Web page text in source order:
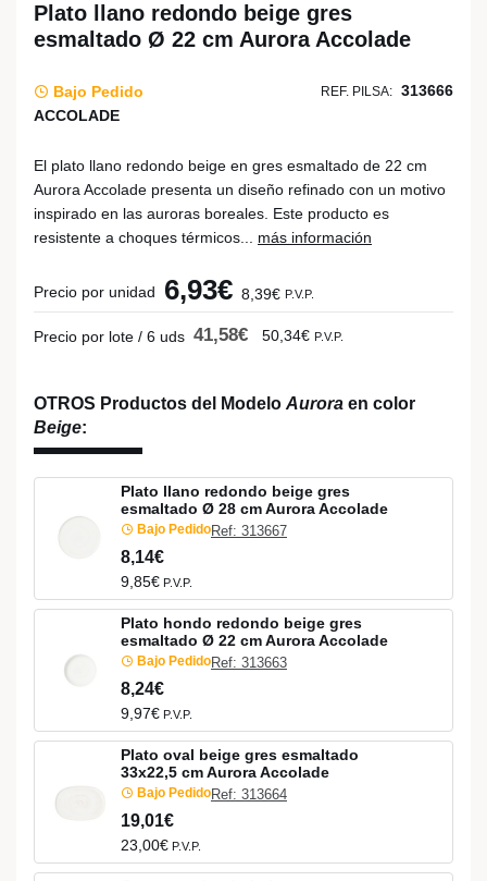
Plato llano redondo beige gres
esmaltado Ø 22 cm Aurora Accolade
Bajo Pedido REF. PILSA: 313666
ACCOLADE
El plato llano redondo beige en gres esmaltado de 22 cm
Aurora Accolade presenta un diseño refinado con un motivo
inspirado en las auroras boreales. Este producto es
resistente a choques térmicos... más información
Precio por unidad 6,93€ 8,39€ P.V.P.
Precio por lote / 6 uds 41,58€ 50,34€ P.V.P.
OTROS Productos del Modelo Aurora en color
Beige:
Plato llano redondo beige gres
esmaltado Ø 28 cm Aurora Accolade
Bajo PedidoRef: 313667
8,14€
9,85€ P.V.P.
Plato hondo redondo beige gres
esmaltado Ø 22 cm Aurora Accolade
Bajo PedidoRef: 313663
8,24€
9,97€ P.V.P.
Plato oval beige gres esmaltado
33x22,5 cm Aurora Accolade
Bajo PedidoRef: 313664
19,01€
23,00€ P.V.P.